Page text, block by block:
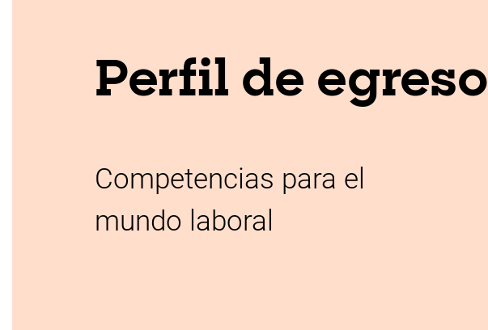
Perfil de egreso
Competencias para el
mundo laboral